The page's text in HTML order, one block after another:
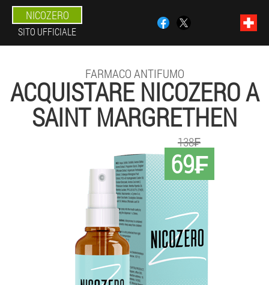
NICOZERO
SITO UFFICIALE
FARMACO ANTIFUMO
ACQUISTARE NICOZERO A
SAINT MARGRETHEN
69₣
138₣